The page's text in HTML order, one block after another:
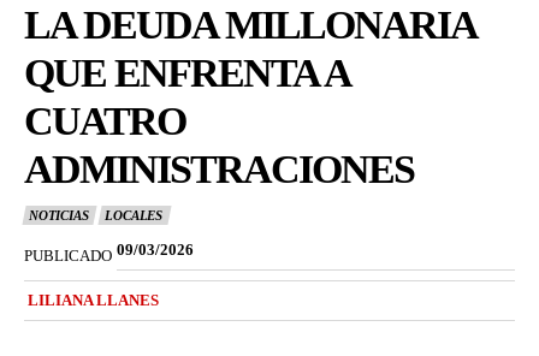
LA DEUDA MILLONARIA
QUE ENFRENTA A
CUATRO
ADMINISTRACIONES
NOTICIAS LOCALES
PUBLICADO 09/03/2026
LILIANA LLANES